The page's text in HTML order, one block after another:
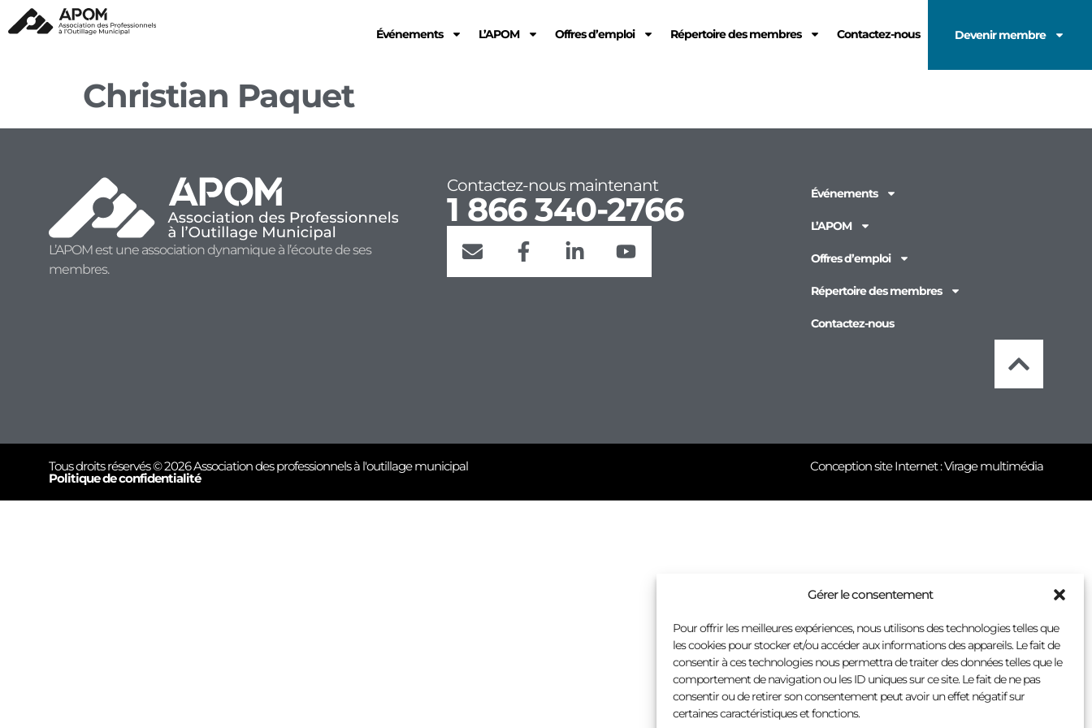
Gérer le consentement
Pour offrir les meilleures expériences, nous utilisons des technologies telles que
les cookies pour stocker et/ou accéder aux informations des appareils. Le fait de
consentir à ces technologies nous permettra de traiter des données telles que le
comportement de navigation ou les ID uniques sur ce site. Le fait de ne pas
consentir ou de retirer son consentement peut avoir un effet négatif sur
certaines caractéristiques et fonctions.
Événements L’APOM Offres d’emploi Répertoire des membres Contactez-nous Devenir membre
Christian Paquet
L’APOM est une association dynamique à l’écoute de ses
membres.
Contactez-nous maintenant
1 866 340-2766 Événements
L’APOM
Offres d’emploi
Répertoire des membres
Contactez-nous
Tous droits réservés © 2026 Association des professionnels à l'outillage municipal
Politique de confidentialité
Conception site Internet : Virage multimédia